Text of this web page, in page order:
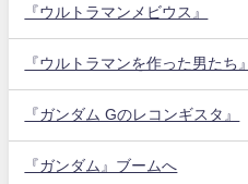
『ウルトラマンメビウス』
『ウルトラマンを作った男たち』
『ガンダム Gのレコンギスタ』
『ガンダム』ブームへ